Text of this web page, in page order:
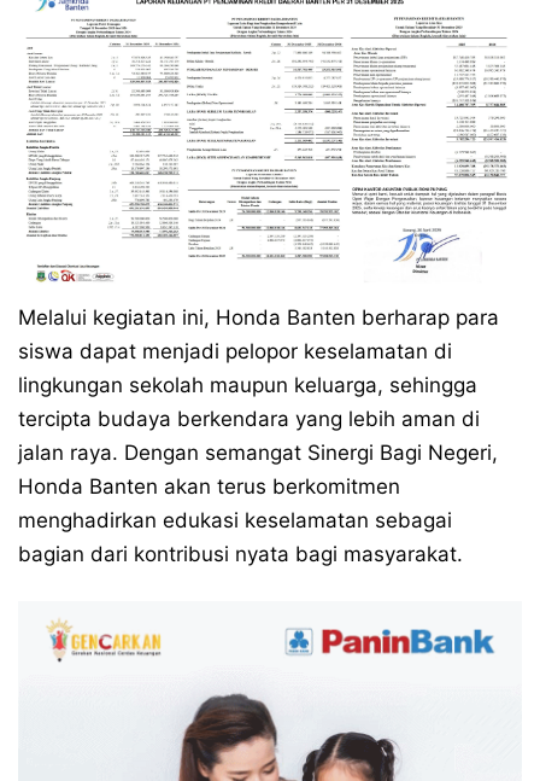
Melalui kegiatan ini, Honda Banten berharap para
siswa dapat menjadi pelopor keselamatan di
lingkungan sekolah maupun keluarga, sehingga
tercipta budaya berkendara yang lebih aman di
jalan raya. Dengan semangat Sinergi Bagi Negeri,
Honda Banten akan terus berkomitmen
menghadirkan edukasi keselamatan sebagai
bagian dari kontribusi nyata bagi masyarakat.